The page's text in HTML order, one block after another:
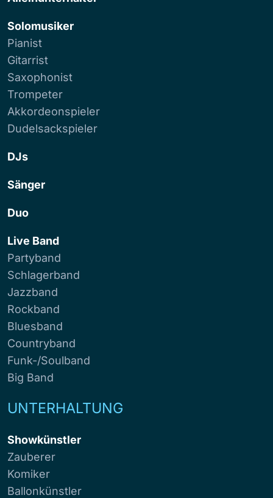
Solomusiker
Pianist
Gitarrist
Saxophonist
Trompeter
Akkordeonspieler
Dudelsackspieler
DJs
Sänger
Duo
Live Band
Partyband
Schlagerband
Jazzband
Rockband
Bluesband
Countryband
Funk-/Soulband
Big Band
UNTERHALTUNG
Showkünstler
Zauberer
Komiker
Ballonkünstler